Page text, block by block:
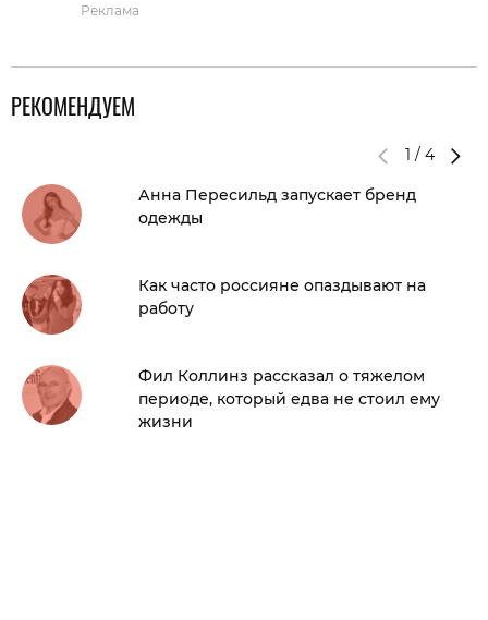
Реклама
РЕКОМЕНДУЕМ
1 / 4
Анна Пересильд запускает бренд
одежды
Как часто россияне опаздывают на
работу
Фил Коллинз рассказал о тяжелом
периоде, который едва не стоил ему
жизни